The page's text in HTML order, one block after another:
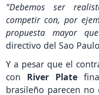
"Debemos ser
competir con, por
propuesta mayor
directivo del Sao Paulo
Y a pesar que el
con River Plate
brasileño parecen no